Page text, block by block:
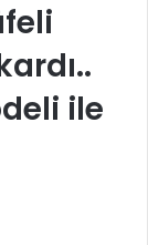
ile